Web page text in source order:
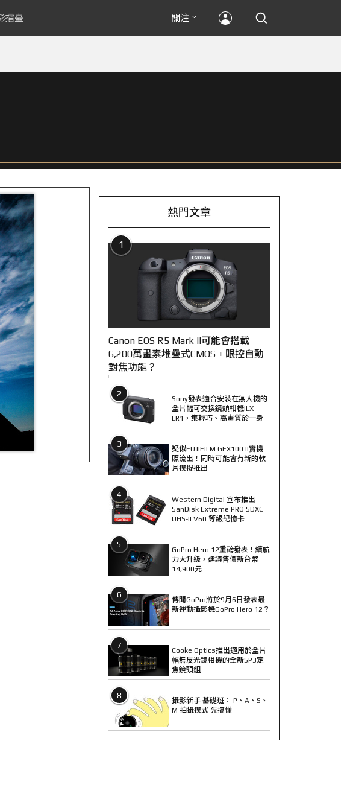
擂臺 關注
熱門文章
1
Canon EOS R5 Mark II可能會搭載
6,200萬畫素堆疊式CMOS + 眼控自動
對焦功能？
2
Sony發表適合安裝在無人機的
全片幅可交換鏡頭相機ILX-
LR1，集輕巧、高畫質於一身
3
疑似FUJIFILM GFX100 II實機
照流出！同時可能會有新的軟
片模擬推出
4
Western Digital 宣布推出
SanDisk Extreme PRO SDXC
UHS-II V60 等級記憶卡
5
GoPro Hero 12重磅發表！續航
力大升級，建議售價新台幣
14,900元
6
傳聞GoPro將於9月6日發表最
新運動攝影機GoPro Hero 12？
7
Cooke Optics推出適用於全片
幅無反光鏡相機的全新SP3定
焦鏡頭組
8
攝影新手 基礎班： P、A、S、
M 拍攝模式 先搞懂